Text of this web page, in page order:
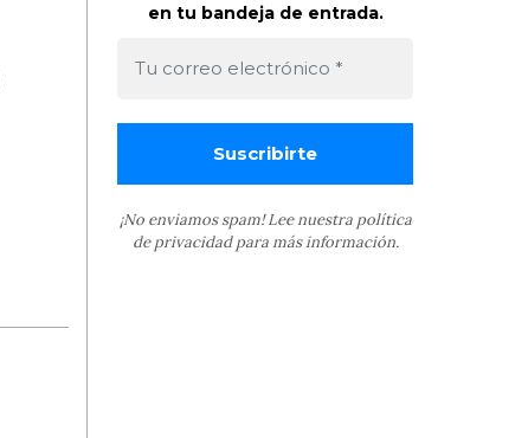
en tu bandeja de entrada.
¡No enviamos spam! Lee nuestra política
de privacidadpara más información.